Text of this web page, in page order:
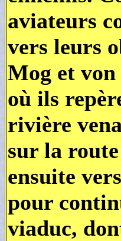
aviateurs
vers leurs
Mog et
où ils
rivière
sur la
ensuite
pour
viaduc,